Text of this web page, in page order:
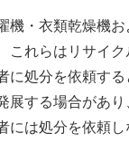
機・衣類乾燥機
これらはリサイ
処分を依頼す
展する場合があ
には処分を依頼